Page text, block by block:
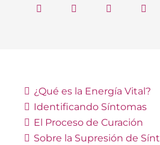
¿Qué es la Energía Vital?
Identificando Síntomas
El Proceso de Curación
Sobre la Supresión de